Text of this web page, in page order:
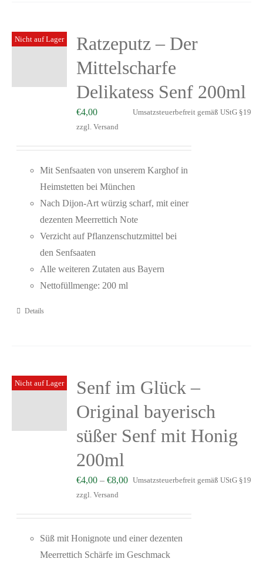
Nicht auf Lager
Ratzeputz – Der
Mittelscharfe
Delikatess Senf 200ml
€4,00
Umsatzsteuerbefreit gemäß UStG §19
zzgl.Versand
Mit Senfsaaten von unserem Karghof in
Heimstetten bei München
Nach Dijon-Art würzig scharf, mit einer
dezenten Meerrettich Note
Verzicht auf Pflanzenschutzmittel bei
den Senfsaaten
Alle weiteren Zutaten aus Bayern
Nettofüllmenge: 200 ml
Details
Nicht auf Lager
Senf im Glück –
Original bayerisch
süßer Senf mit Honig
200ml
€4,00 –€8,00 Umsatzsteuerbefreit gemäß UStG §19
zzgl.Versand
Süß mit Honignote und einer dezenten
Meerrettich Schärfe im Geschmack